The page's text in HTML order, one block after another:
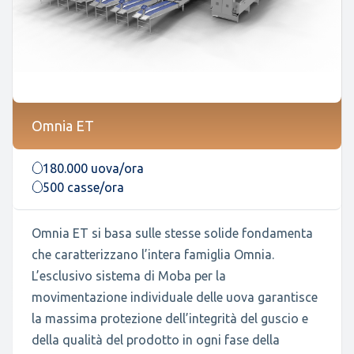
Omnia ET
180.000 uova/ora
500 casse/ora
Omnia ET si basa sulle stesse solide fondamenta
che caratterizzano l’intera famiglia Omnia.
L’esclusivo sistema di Moba per la
movimentazione individuale delle uova garantisce
la massima protezione dell’integrità del guscio e
della qualità del prodotto in ogni fase della